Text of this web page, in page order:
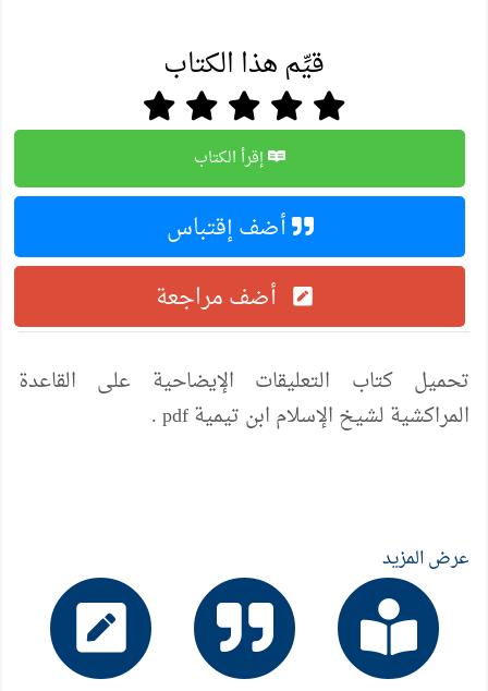
قيِّم هذا الكتاب
إقرأ الكتاب
أضف إقتباس
أضف مراجعة
تحميل كتاب التعليقات الإيضاحية على القاعدة
المراكشية لشيخ الإسلام ابن تيمية pdf .
عرض المزيد